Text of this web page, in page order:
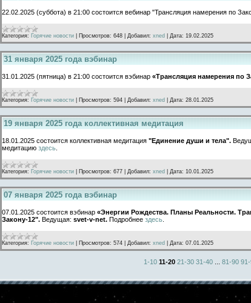
22.02.2025 (суббота) в 21:00 состоится вебинар "Трансляция намерения по
Категория: Горячие новости Просмотров: 648 Добавил: xned Дата: 19.02.2025
31 января 2025 года вэбинар
31.01.2025 (пятница) в 21:00 состоится вэбинар «Трансляция намерения по
Категория: Горячие новости Просмотров: 594 Добавил: xned Дата: 28.01.2025
19 января 2025 года коллективная медитация
18.01.2025 состоится коллективная медитация "Единение души и тела".
медитацию здесь
Категория: Горячие новости Просмотров: 677 Добавил: xned Дата: 10.01.2025
07 января 2025 года вэбинар
07.01.2025 состоится вэбинар «Энергии Рождества. Планы Реальности.
Закону-12". Ведущая: svet-v-net. Подробнее здесь
Категория: Горячие новости Просмотров: 574 Добавил: xned Дата: 07.01.2025
1-10 11-20 21-30 31-40 81-90